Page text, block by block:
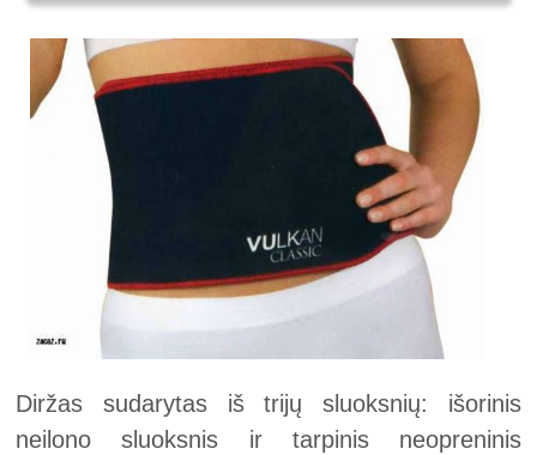
Diržas sudarytas iš trijų sluoksnių: išorinis
neilono sluoksnis ir tarpinis neopreninis